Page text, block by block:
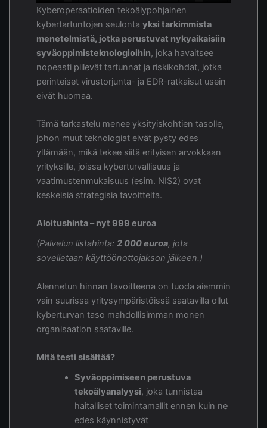
Kyberoperaatioiden tekoälypohjainen
kybertartuntojen seulonta yksi tarkimmista
menetelmistä, jotka perustuvat nykyaikaisiin
syväoppimisteknologioihin, joka havaitsee
nopeasti piilevät tartunnat ja riskikohdat, jotka
perinteiset virustorjunta- ja EDR-ratkaisut usein
eivät huomaa.
Tämä tarkastelu menee yksityiskohtien tasolle,
johon muut teknologiat eivät pysty edes
yltämään, mikä tekee siitä erityisen arvokkaan
yrityksille, joissa kyberturvallisuus ja
vaatimustenmukaisuus (esim. NIS2) ovat
keskeisiä strategisia tavoitteita.
Aloitushinta – nyt 999 euroa
(Palvelun listahinta: 2 000 euroa, jota
sovelletaan käyttöönottojakson jälkeen.)
Alennetun hinnan tavoitteena on tuoda aiemmin
vain suurissa yritysympäristöissä saatavilla ollut
kyberturvan taso mahdollisimman monen
organisaation saataville.
Mitä testi sisältää?
Syväoppimiseen perustuva
tekoälyanalyysi, joka tunnistaa
haitalliset toimintamallit ennen kuin ne
edes käynnistyvät